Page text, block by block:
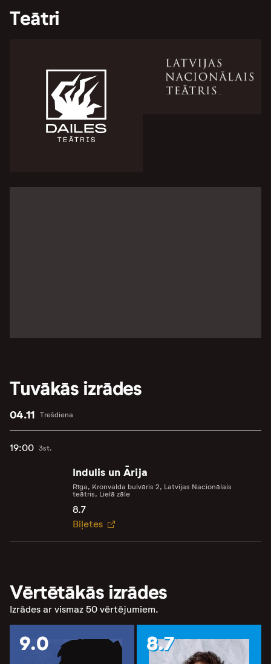
Teātri
Tuvākās izrādes
Trešdiena
04.11
19:00 3st.
Indulis un Ārija
Rīga, Kronvalda bulvāris 2, Latvijas Nacionālais
teātris, Lielā zāle
8.7
Biļetes
Vērtētākās izrādes
Izrādes ar vismaz 50 vērtējumiem.
9.0 8.7